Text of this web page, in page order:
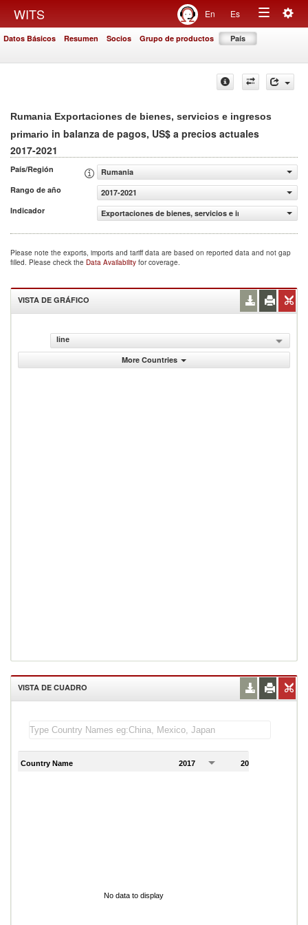
WITS En Es
Toggle
Datos Básicos Resumen Socios Grupo de productos País
Rumania Exportaciones de bienes, servicios e ingresos
primario in balanza de pagos, US$ a precios actuales
2017-2021
País/Región
Rumania
Rango de año
2017-2021
Indicador
Exportaciones de bienes, servicios e ingresos primario
Please note the exports, imports and tariff data are based on reported data and not gap
filled. Please check the Data Availability for coverage.
VISTA DE GRÁFICO
line
More Countries
VISTA DE CUADRO
Country Name 2017 2018
No data to display